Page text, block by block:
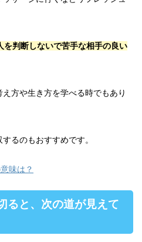
判断しないで苦手な相手の良い
方や生き方を学べる時でもあり
るのもおすすめです。
味は？
ると、次の道が見えて